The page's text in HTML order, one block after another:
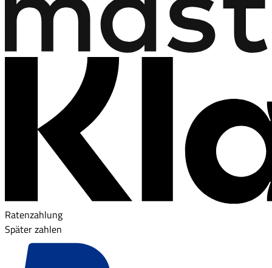
Ratenzahlung
Später zahlen